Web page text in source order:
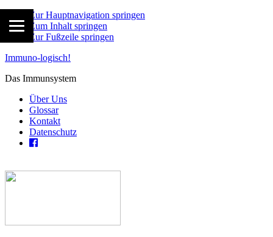
Zur Hauptnavigation springen
Zum Inhalt springen
Zur Fußzeile springen
Immuno-logisch!
Das Immunsystem
Über Uns
Glossar
Kontakt
Datenschutz